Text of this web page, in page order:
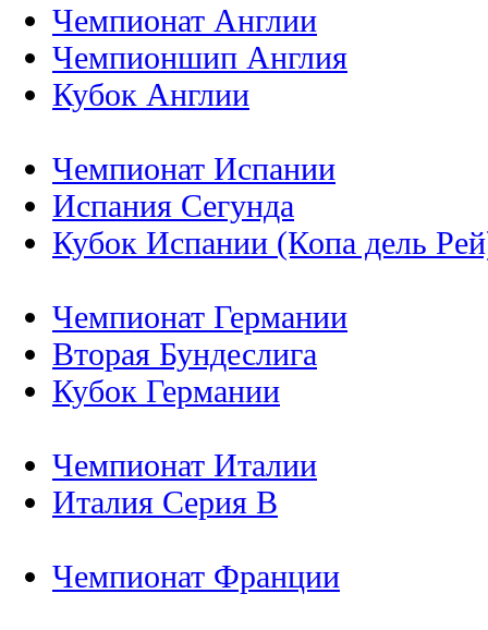
Чемпионат Англии
Чемпионшип Англия
Кубок Англии
Чемпионат Испании
Испания Сегунда
Кубок Испании (Копа дель
Чемпионат Германии
Вторая Бундеслига
Кубок Германии
Чемпионат Италии
Италия Серия B
Чемпионат Франции